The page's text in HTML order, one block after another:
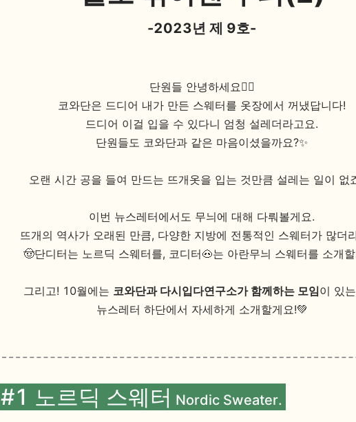
-2023년 제 9호-
단원들 안녕하세요🙋‍♀️
코와단은 드디어 내가 만든 스웨터를 옷장에서 꺼냈답니다!
드디어 이걸 입을 수 있다니 엄청 설레더라고요.
단원들도 코와단과 같은 마음이셨을까요?✨
오랜 시간 공을 들여 만드는 뜨개옷을 입는 것만큼 설레는 일이 없
이번 뉴스레터에서도 무늬에 대해 다뤄볼게요.
뜨개의 역사가 오래된 만큼, 다양한 지방에 전통적인 스웨터가 많더
🤠단디터는 노르딕 스웨터를, 코디터🐽는 아란무늬 스웨터를 소개
그리고! 10월에는 코와단과 다시입다연구소가 함께하는 모임이 있
뉴스레터 하단에서 자세하게 소개할게요!💚
#1 노르딕 스웨터 Nordic Sweater.